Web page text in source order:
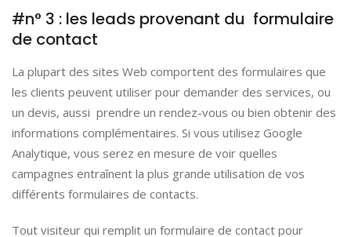
#n° 3 : les leads provenant du formulaire
de contact
La plupart des sites Web comportent des formulaires que
les clients peuvent utiliser pour demander des services, ou
un devis, aussi prendre un rendez-vous ou bien obtenir des
informations complémentaires. Si vous utilisez Google
Analytique, vous serez en mesure de voir quelles
campagnes entraînent la plus grande utilisation de vos
différents formulaires de contacts.
Tout visiteur qui remplit un formulaire de contact pour